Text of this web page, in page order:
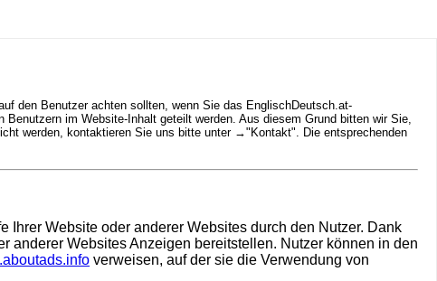
den Benutzer achten sollten, wenn Sie das EnglischDeutsch.at-
im Website-Inhalt geteilt werden. Aus diesem Grund bitten wir Sie,
werden, kontaktieren Sie uns bitte unter →"Kontakt". Die entsprechenden
Website oder anderer Websites durch den Nutzer. Dank
anderer Websites Anzeigen bereitstellen. Nutzer können in den
verweisen, auf der sie die Verwendung von